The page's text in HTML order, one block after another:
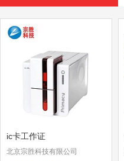
ic卡工作证
北京宗胜科技有限公司